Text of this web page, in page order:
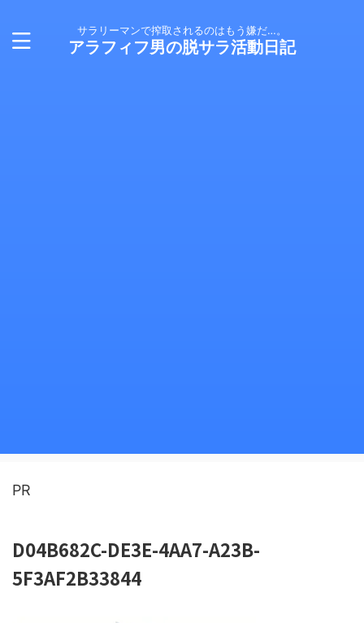
サラリーマンで搾取されるのはもう嫌だ…。
アラフィフ男の脱サラ活動日記
PR
D04B682C-DE3E-4AA7-A23B-
5F3AF2B33844